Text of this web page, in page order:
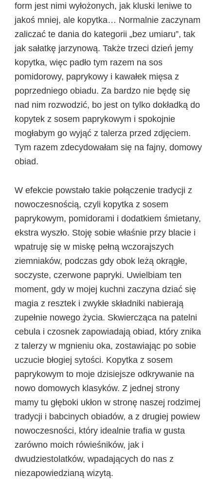
form jest nimi wyłożonych, jak kluski leniwe to
jakoś mniej, ale kopytka… Normalnie zaczynam
zaliczać te dania do kategorii „bez umiaru”, tak
jak sałatkę jarzynową. Także trzeci dzień jemy
kopytka, więc padło tym razem na sos
pomidorowy, paprykowy i kawałek mięsa z
poprzedniego obiadu. Za bardzo nie będę się
nad nim rozwodzić, bo jest on tylko dokładką do
kopytek z sosem paprykowym i spokojnie
mogłabym go wyjąć z talerza przed zdjęciem.
Tym razem zdecydowałam się na fajny, domowy
obiad.
W efekcie powstało takie połączenie tradycji z
nowoczesnością, czyli kopytka z sosem
paprykowym, pomidorami i dodatkiem śmietany,
ekstra wyszło. Stoję sobie właśnie przy blacie i
wpatruję się w miskę pełną wczorajszych
ziemniaków, podczas gdy obok leżą okrągłe,
soczyste, czerwone papryki. Uwielbiam ten
moment, gdy w mojej kuchni zaczyna dziać się
magia z resztek i zwykłe składniki nabierają
zupełnie nowego życia. Skwiercząca na patelni
cebula i czosnek zapowiadają obiad, który znika
z talerzy w mgnieniu oka, zostawiając po sobie
uczucie błogiej sytości. Kopytka z sosem
paprykowym to moje dzisiejsze odkrywanie na
nowo domowych klasyków. Z jednej strony
mamy tu głęboki ukłon w stronę naszej rodzimej
tradycji i babcinych obiadów, a z drugiej powiew
nowoczesności, który idealnie trafia w gusta
zarówno moich rówieśników, jak i
dwudziestolatków, wpadających do nas z
niezapowiedzianą wizytą.